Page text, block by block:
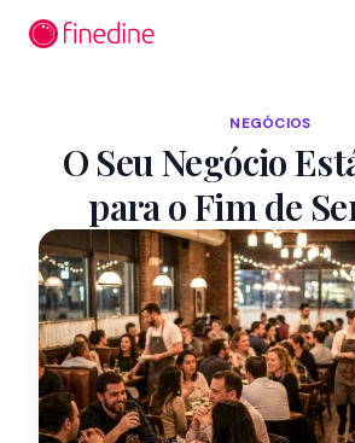
NEGÓCIOS
O Seu Negócio
para o Fim de